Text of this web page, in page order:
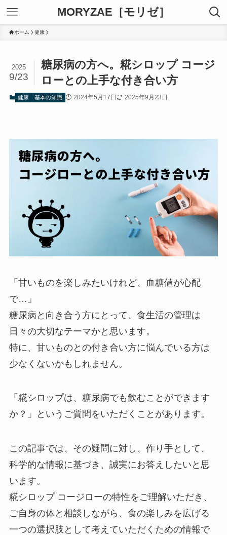
MORYZAE［モリゼ］
ホーム 健康
糖尿病の方へ。糀シロップ コージ
ローとの上手な付き合い方
2025
9/23
健康 基本の知識 2024年5月17日 2025年9月23日
「甘いものを楽しみたいけれど、血糖値が心配
で…」
糖尿病と向き合う方にとって、食生活の管理は
日々の大切なテーマかと思います。
特に、甘いものとの付き合い方に悩んでいる方は
少なくないかもしれません。
「糀シロップは、糖尿病でも飲むことができます
か？」というご質問をいただくことがあります。
この記事では、その疑問に対し、作り手として、
科学的な情報に基づき、誠実にお答えしたいと思
います。
糀シロップ コージローの特性をご理解いただき、
ご自身の体と相談しながら、食の楽しみを広げる
一つの選択肢として考えていただくための情報で